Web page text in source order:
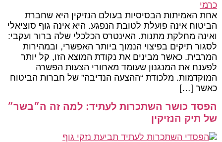
אחת האמיתות הבסיסיות בעולם הנזיקין היא שחברת
הביטוח אינה פועלת לטובת הנפגע. היא אינה גוף סוציאלי
ואינה מחלקת מתנות. האינטרס הכלכלי שלה ברור ועקבי:
לסגור תיקים בפיצוי הנמוך ביותר האפשרי, ובמהירות
המרבית. כאשר מבינים את נקודת המוצא הזו, קל יותר
לפענח את המנגנון שעומד מאחורי הצעות הפשרה
המוקדמות. מלכודת “ההצעה הנדיבה” של חברות הביטוח
כאשר […]
הפסד כושר השתכרות לעתיד: למה זה ה״בשר״
של תיק הנזיקין